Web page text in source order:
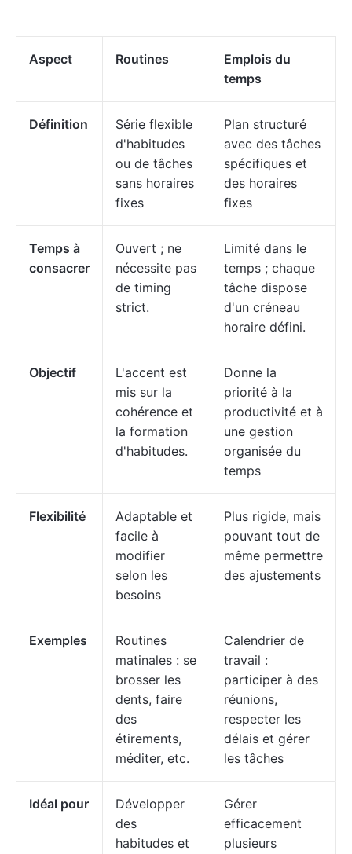
Aspect Routines
Emplois du
temps
Définition
Série flexible
d'habitudes
ou de tâches
sans horaires
fixes
Plan structuré
avec des tâches
spécifiques et
des horaires
fixes
Temps à
consacrer
Ouvert ; ne
nécessite pas
de timing
strict.
Limité dans le
temps ; chaque
tâche dispose
d'un créneau
horaire défini.
Objectif
L'accent est
mis sur la
cohérence et
la formation
d'habitudes.
Donne la
priorité à la
productivité et à
une gestion
organisée du
temps
Flexibilité
Adaptable et
facile à
modifier
selon les
besoins
Plus rigide, mais
pouvant tout de
même permettre
des ajustements
Exemples
Routines
matinales : se
brosser les
dents, faire
des
étirements,
méditer, etc.
Calendrier de
travail :
participer à des
réunions,
respecter les
délais et gérer
les tâches
Idéal pour
Développer
des
habitudes et
Gérer
efficacement
plusieurs